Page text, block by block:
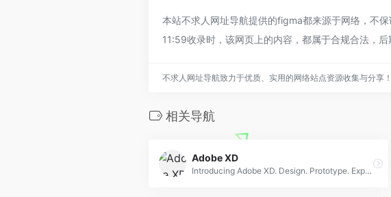
本站不求人网址导航提供的figma都来源于网络，不
11:59收录时，该网页上的内容，都属于合规合法，
不求人网址导航致力于优质、实用的网络站点资源收集与分享！
相关导航
Adobe XD
Introducing Adobe XD. Design. Prototype. Experience.